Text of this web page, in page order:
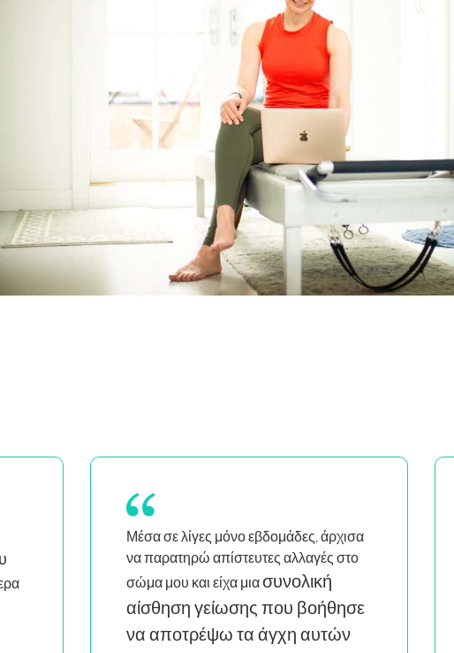
Έχω αποκτήσει πολύ
μεγαλύτερη αυτοπεποίθηση
στην καθοδήγηση και στις
τάξεις μου.Είναι απίστευτα
εκπαιδευτικό και αξίζει κάθε δεκάρα.